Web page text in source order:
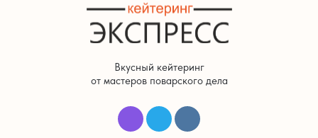
Вкусный кейтеринг
от мастеров поварского дела